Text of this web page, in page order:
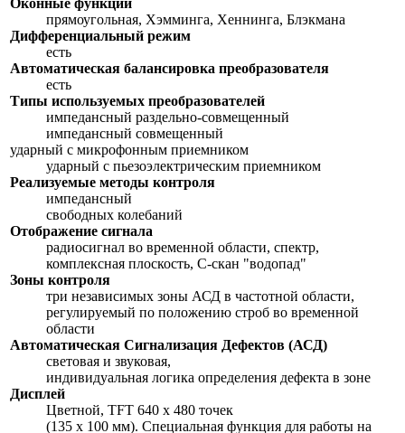
Оконные функции
прямоугольная, Хэмминга, Хеннинга, Блэкмана
Дифференциальный режим
есть
Автоматическая балансировка преобразователя
есть
Типы используемых преобразователей
импедансный раздельно-совмещенный
импедансный совмещенный
ударный с микрофонным приемником
ударный с пьезоэлектрическим приемником
Реализуемые методы контроля
импедансный
свободных колебаний
Отображение сигнала
радиосигнал во временной области, спектр,
комплексная плоскость, С-скан "водопад"
Зоны контроля
три независимых зоны АСД в частотной области,
регулируемый по положению строб во временной
области
Автоматическая Сигнализация Дефектов (АСД)
световая и звуковая,
индивидуальная логика определения дефекта в зоне
Дисплей
Цветной, TFT 640 х 480 точек
(135 х 100 мм). Специальная функция для работы на